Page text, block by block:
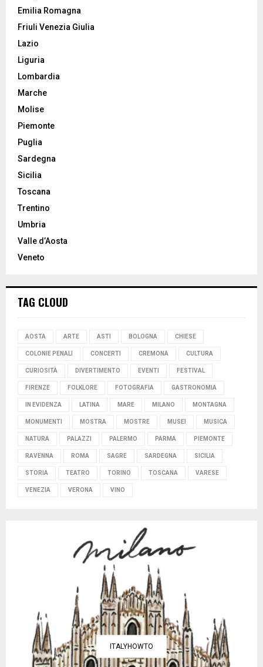
Emilia Romagna
Friuli Venezia Giulia
Lazio
Liguria
Lombardia
Marche
Molise
Piemonte
Puglia
Sardegna
Sicilia
Toscana
Trentino
Umbria
Valle d’Aosta
Veneto
TAG CLOUD
AOSTA ARTE ASTI BOLOGNA CHIESE
COLONIE PENALI CONCERTI CREMONA CULTURA
CURIOSITÀ DIVERTIMENTO EVENTI FESTIVAL
FIRENZE FOLKLORE FOTOGRAFIA GASTRONOMIA
IN EVIDENZA LATINA MARE MILANO MONTAGNA
MONUMENTI MOSTRA MOSTRE MUSEI MUSICA
NATURA PALAZZI PALERMO PARMA PIEMONTE
RAVENNA ROMA SAGRE SARDEGNA SICILIA
STORIA TEATRO TORINO TOSCANA VARESE
VENEZIA VERONA VINO
ITALYHOWTO